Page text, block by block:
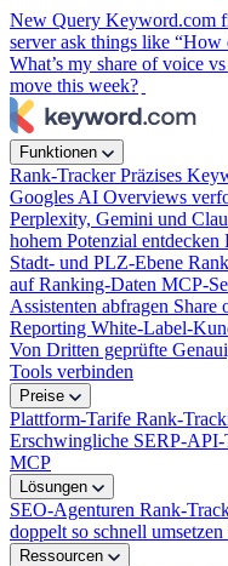
New Query Keyword.com
server ask things like “How
What’s my share of voice
move this week?
Funktionen
Rank-TrackerPräzises
Googles AI Overviews
Perplexity, Gemini und
hohem Potenzial entdecken
Stadt- und PLZ-Ebene
auf Ranking-Daten MCP-
Assistenten abfragen Share
Reporting White-Label-
Von Dritten geprüfte
Tools verbinden
Preise
Plattform-Tarife Rank-
Erschwingliche SERP-API-
MCP
Lösungen
SEO-Agenturen Rank-
doppelt so schnell umsetzen
Ressourcen